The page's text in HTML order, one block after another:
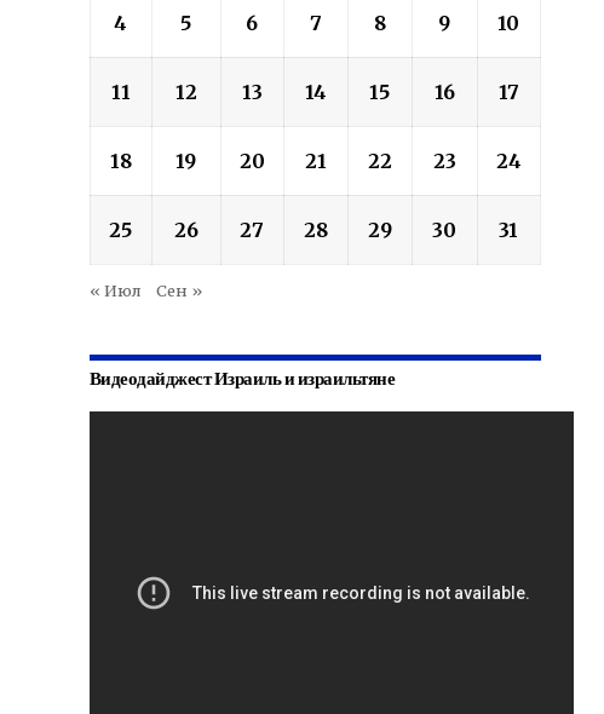
4 5 6 7 8 9 10
11 12 13 14 15 16 17
18 19 20 21 22 23 24
25 26 27 28 29 30 31
« Июл Сен »
Видеодайджест Израиль и израильтяне